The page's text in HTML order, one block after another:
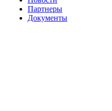
Партнеры
Документы